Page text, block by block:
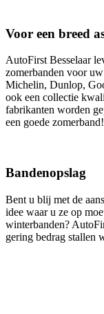
Voor een breed
AutoFirst Besselaar
zomerbanden voor
Michelin, Dunlop,
ook een collectie
fabrikanten worden
een goede zomerband!
Bandenopslag
Bent u blij met de
idee waar u ze op
winterbanden?
gering bedrag stallen